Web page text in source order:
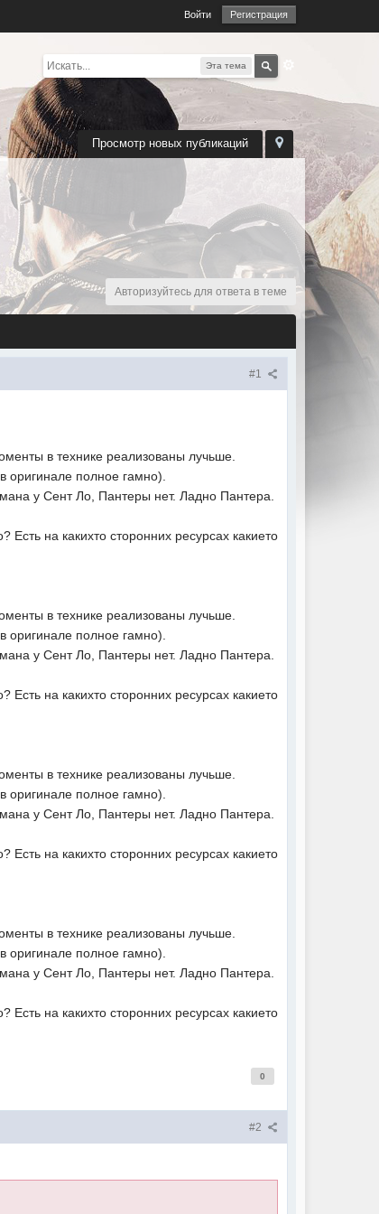
Войти Регистрация
Эта тема
Просмотр новых публикаций
Авторизуйтесь для ответа в теме
#1
в технике реализованы лучьше.
оригинале полное гамно).
у Сент Ло, Пантеры нет. Ладно Пантера.
на какихто сторонних ресурсах какието
в технике реализованы лучьше.
оригинале полное гамно).
у Сент Ло, Пантеры нет. Ладно Пантера.
на какихто сторонних ресурсах какието
в технике реализованы лучьше.
оригинале полное гамно).
у Сент Ло, Пантеры нет. Ладно Пантера.
на какихто сторонних ресурсах какието
в технике реализованы лучьше.
оригинале полное гамно).
у Сент Ло, Пантеры нет. Ладно Пантера.
на какихто сторонних ресурсах какието
0
#2